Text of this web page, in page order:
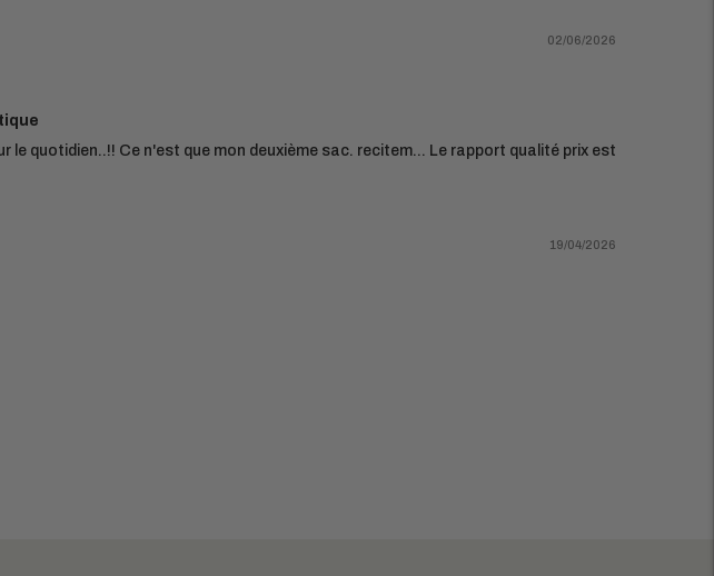
02/06/2026
quotidien..!! Ce n'est que mon deuxième sac. recitem... Le rapport qualité prix est
19/04/2026